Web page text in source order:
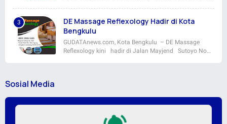
DE Massage Reflexology Hadir di Kota
Bengkulu
GUDATAnews.com, Kota Bengkulu – DE Massage
Reflexology kini hadir di Jalan Mayjend Sutoyo No…
Sosial Media